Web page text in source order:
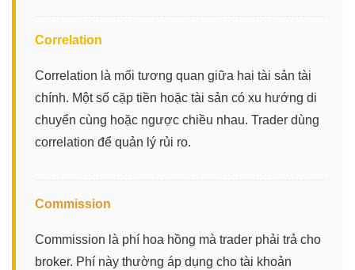
Correlation
Correlation là mối tương quan giữa hai tài sản tài
chính. Một số cặp tiền hoặc tài sản có xu hướng di
chuyển cùng hoặc ngược chiều nhau. Trader dùng
correlation để quản lý rủi ro.
Commission
Commission là phí hoa hồng mà trader phải trả cho
broker. Phí này thường áp dụng cho tài khoản